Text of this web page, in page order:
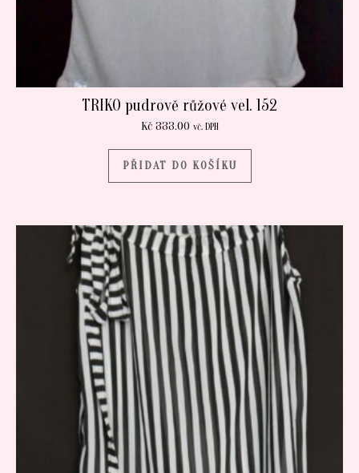
TRIKO pudrově růžové vel. 152
Kč333.00 vč. DPH
PŘIDAT DO KOŠÍKU